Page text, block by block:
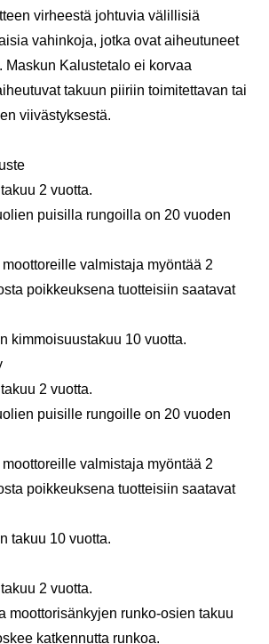
virheestä johtuvia välillisiä
vahinkoja, jotka ovat aiheutuneet
Maskun Kalustetalo ei korvaa
takuun piiriin toimitettavan tai
viivästyksestä.
2 vuotta.
puisilla rungoilla on 20 vuoden
valmistaja myöntää 2
poikkeuksena tuotteisiin saatavat
kimmoisuustakuu 10 vuotta.
2 vuotta.
puisille rungoille on 20 vuoden
valmistaja myöntää 2
poikkeuksena tuotteisiin saatavat
takuu 10 vuotta.
2 vuotta.
moottorisänkyjen runko-osien takuu
katkennutta runkoa.